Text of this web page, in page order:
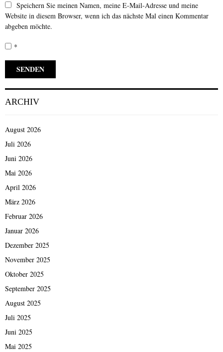
Speichern Sie meinen Namen, meine E-Mail-Adresse und meine
Website in diesem Browser, wenn ich das nächste Mal einen Kommentar
abgeben möchte.
*
ARCHIV
August 2026
Juli 2026
Juni 2026
Mai 2026
April 2026
März 2026
Februar 2026
Januar 2026
Dezember 2025
November 2025
Oktober 2025
September 2025
August 2025
Juli 2025
Juni 2025
Mai 2025